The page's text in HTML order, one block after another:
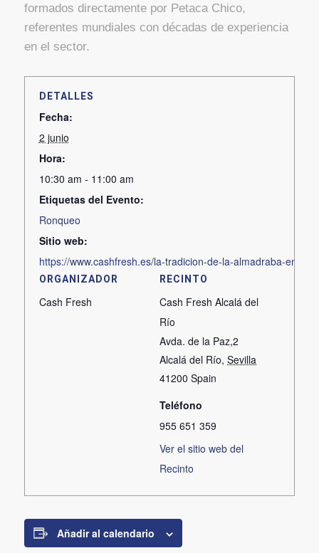
formados directamente por Petaca Chico,
referentes mundiales con décadas de experiencia
en el sector.
DETALLES
Fecha:
2 junio
Hora:
10:30 am - 11:00 am
Etiquetas del Evento:
Ronqueo
Sitio web:
https://www.cashfresh.es/la-tradicion-de-la-almadraba-en-
RECINTO
Cash Fresh Alcalá del
Río
Avda. de la Paz,2
Alcalá del Río, Sevilla
41200 Spain
Teléfono
955 651 359
Ver el sitio web del
Recinto
ORGANIZADOR
Cash Fresh
Añadir al calendario